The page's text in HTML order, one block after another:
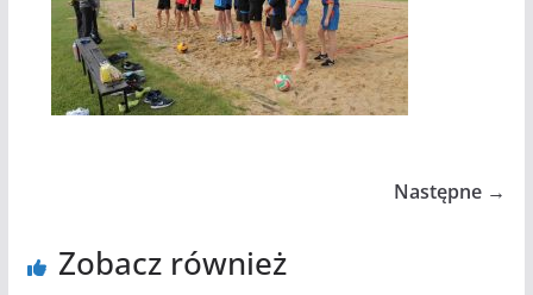
Następne →
Zobacz również